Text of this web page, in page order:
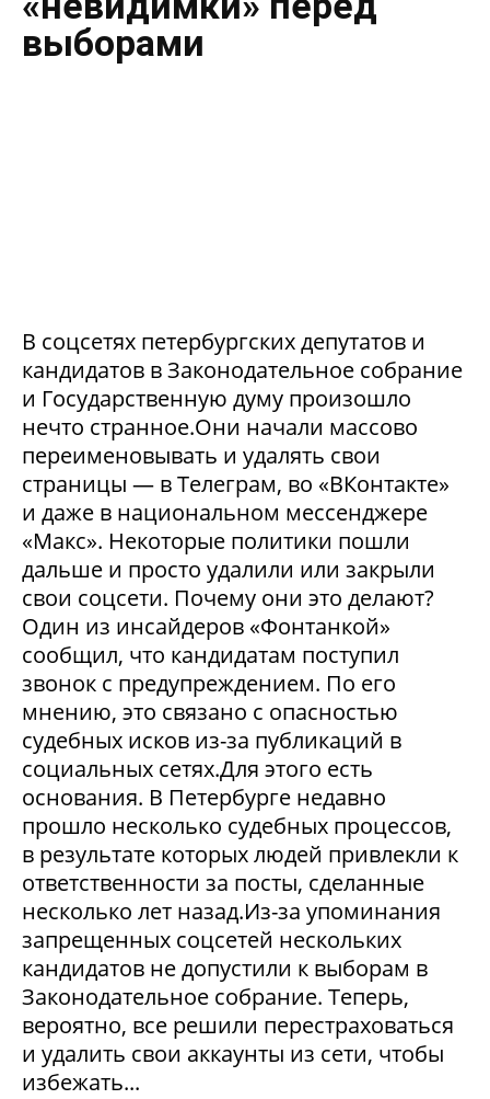
выборами
В соцсетях петербургских депутатов и
кандидатов в Законодательное собрание
и Государственную думу произошло
нечто странное.Они начали массово
переименовывать и удалять свои
страницы — в Телеграм, во «ВКонтакте»
и даже в национальном мессенджере
«Макс». Некоторые политики пошли
дальше и просто удалили или закрыли
свои соцсети. Почему они это делают?
Один из инсайдеров «Фонтанкой»
сообщил, что кандидатам поступил
звонок с предупреждением. По его
мнению, это связано с опасностью
судебных исков из-за публикаций в
социальных сетях.Для этого есть
основания. В Петербурге недавно
прошло несколько судебных процессов,
в результате которых людей привлекли к
ответственности за посты, сделанные
несколько лет назад.Из-за упоминания
запрещенных соцсетей нескольких
кандидатов не допустили к выборам в
Законодательное собрание. Теперь,
вероятно, все решили перестраховаться
и удалить свои аккаунты из сети, чтобы
избежать...